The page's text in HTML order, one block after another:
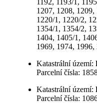
1192, 1193/1,
1207, 1208,
1220/1, 1220/2,
1354/1, 1354/2,
1404, 1405/1,
1969, 1974,
Katastrální území:
Parcelní čísla:
Katastrální území:
Parcelní čísla: